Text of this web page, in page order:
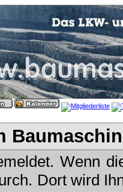
Wenn
Dort wird